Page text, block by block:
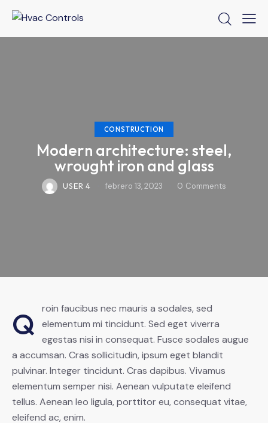
CONSTRUCTION
Modern architecture: steel,
wrought iron and glass
USER 4 febrero 13, 2023 0 Comments
Q
roin faucibus nec mauris a sodales, sed
elementum mi tincidunt. Sed eget viverra
egestas nisi in consequat. Fusce sodales augue
a accumsan. Cras sollicitudin, ipsum eget blandit
pulvinar. Integer tincidunt. Cras dapibus. Vivamus
elementum semper nisi. Aenean vulputate eleifend
tellus. Aenean leo ligula, porttitor eu, consequat vitae,
eleifend ac, enim.